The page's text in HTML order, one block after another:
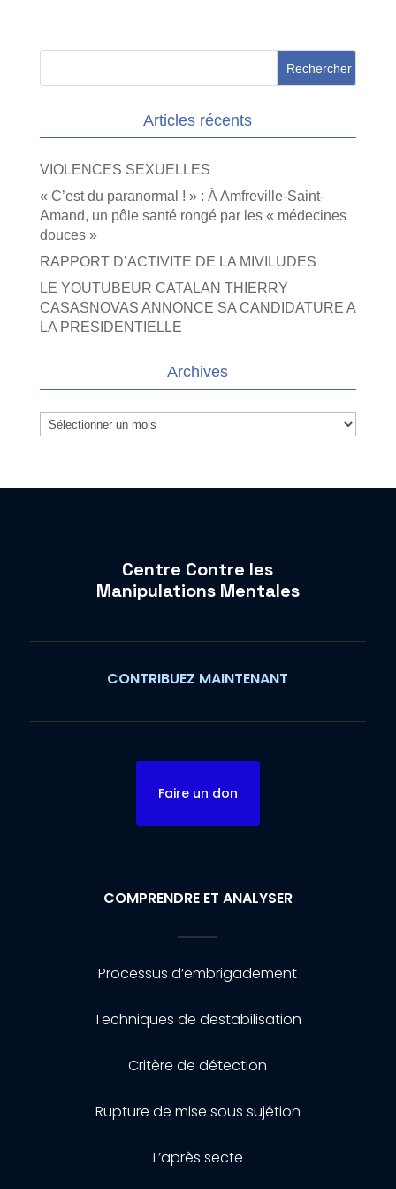
Articles récents
VIOLENCES SEXUELLES
« C’est du paranormal ! » : À Amfreville-Saint-
Amand, un pôle santé rongé par les « médecines
douces »
RAPPORT D’ACTIVITE DE LA MIVILUDES
LE YOUTUBEUR CATALAN THIERRY
CASASNOVAS ANNONCE SA CANDIDATURE A
LA PRESIDENTIELLE
Archives
Archives
Centre Contre les
Manipulations Mentales
CONTRIBUEZ MAINTENANT
Faire un don
COMPRENDRE ET ANALYSER
Processus d’embrigadement
Techniques de destabilisation
Critère de détection
Rupture de mise sous sujétion
L’après secte